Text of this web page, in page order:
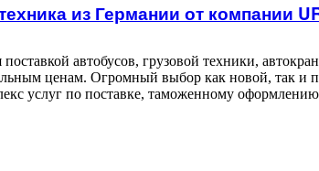
из Германии от компании
поставкой автобусов, грузовой техники,
ценам. Огромный выбор как новой, так и
услуг по поставке, таможенному